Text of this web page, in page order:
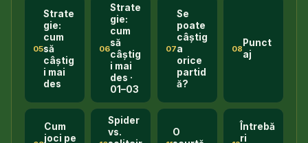
05
Strate
gie:
cum
să
câștig
i mai
des
06
Strate
gie:
cum
să
câștig
i mai
des ·
01–03
07
Se
poate
câștig
a
orice
partid
ă?
08
Punct
aj
Cum
joci pe
Spider
vs.
O
Întrebă
ri